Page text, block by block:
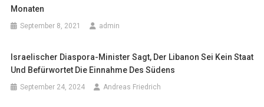
Monaten
September 8, 2021 admin
Israelischer Diaspora-Minister Sagt, Der Libanon Sei Kein Staat
Und Befürwortet Die Einnahme Des Südens
September 24, 2024 Andreas Friedrich